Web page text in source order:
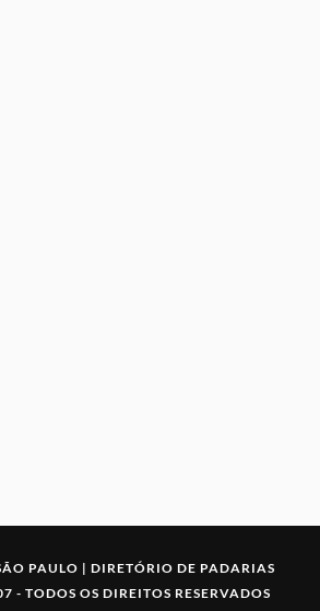
PAULO | DIRETÓRIO DE PADARIAS
- TODOS OS DIREITOS RESERVADOS